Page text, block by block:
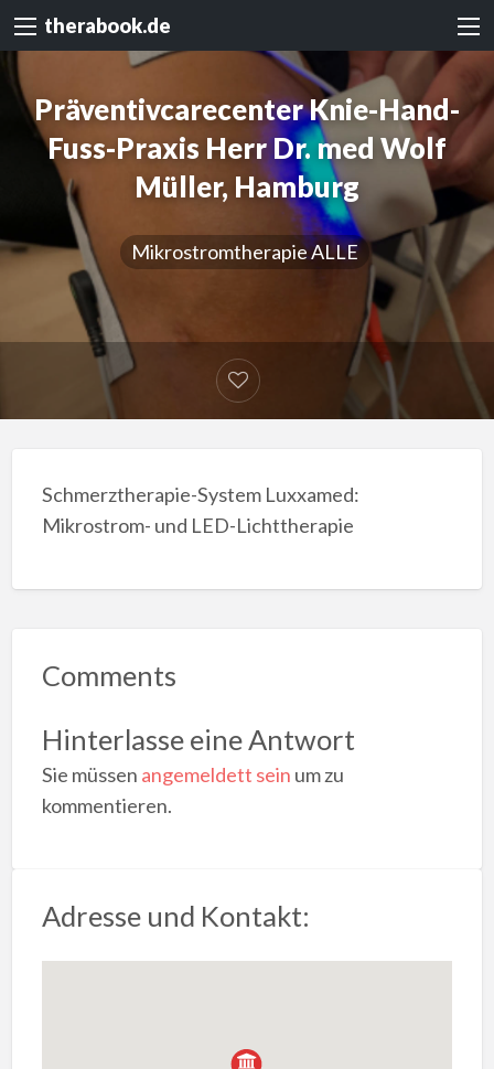
therabook.de
Präventivcarecenter Knie-Hand-
Fuss-Praxis Herr Dr. med Wolf
Müller, Hamburg
Mikrostromtherapie ALLE
Schmerztherapie-System Luxxamed:
Mikrostrom- und LED-Lichttherapie
Comments
Hinterlasse eine Antwort
Sie müssen angemeldett sein um zu
kommentieren.
Adresse und Kontakt: